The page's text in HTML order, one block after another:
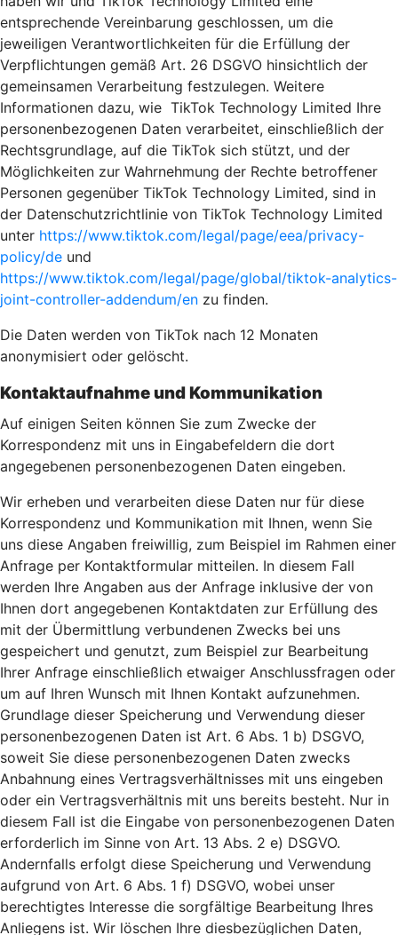
entsprechende Vereinbarung geschlossen, um die
jeweiligen Verantwortlichkeiten für die Erfüllung der
Verpflichtungen gemäß Art. 26 DSGVO hinsichtlich der
gemeinsamen Verarbeitung festzulegen. Weitere
Informationen dazu, wie TikTok Technology Limited Ihre
personenbezogenen Daten verarbeitet, einschließlich der
Rechtsgrundlage, auf die TikTok sich stützt, und der
Möglichkeiten zur Wahrnehmung der Rechte betroffener
Personen gegenüber TikTok Technology Limited, sind in
der Datenschutzrichtlinie von TikTok Technology Limited
unter https://www.tiktok.com/legal/page/eea/privacy-
policy/de und
https://www.tiktok.com/legal/page/global/tiktok-analytics-
joint-controller-addendum/en zu finden.
Die Daten werden von TikTok nach 12 Monaten
anonymisiert oder gelöscht.
Kontaktaufnahme und Kommunikation
Auf einigen Seiten können Sie zum Zwecke der
Korrespondenz mit uns in Eingabefeldern die dort
angegebenen personenbezogenen Daten eingeben.
Wir erheben und verarbeiten diese Daten nur für diese
Korrespondenz und Kommunikation mit Ihnen, wenn Sie
uns diese Angaben freiwillig, zum Beispiel im Rahmen einer
Anfrage per Kontaktformular mitteilen. In diesem Fall
werden Ihre Angaben aus der Anfrage inklusive der von
Ihnen dort angegebenen Kontaktdaten zur Erfüllung des
mit der Übermittlung verbundenen Zwecks bei uns
gespeichert und genutzt, zum Beispiel zur Bearbeitung
Ihrer Anfrage einschließlich etwaiger Anschlussfragen oder
um auf Ihren Wunsch mit Ihnen Kontakt aufzunehmen.
Grundlage dieser Speicherung und Verwendung dieser
personenbezogenen Daten ist Art. 6 Abs. 1 b) DSGVO,
soweit Sie diese personenbezogenen Daten zwecks
Anbahnung eines Vertragsverhältnisses mit uns eingeben
oder ein Vertragsverhältnis mit uns bereits besteht. Nur in
diesem Fall ist die Eingabe von personenbezogenen Daten
erforderlich im Sinne von Art. 13 Abs. 2 e) DSGVO.
Andernfalls erfolgt diese Speicherung und Verwendung
aufgrund von Art. 6 Abs. 1 f) DSGVO, wobei unser
berechtigtes Interesse die sorgfältige Bearbeitung Ihres
Anliegens ist. Wir löschen Ihre diesbezüglichen Daten,